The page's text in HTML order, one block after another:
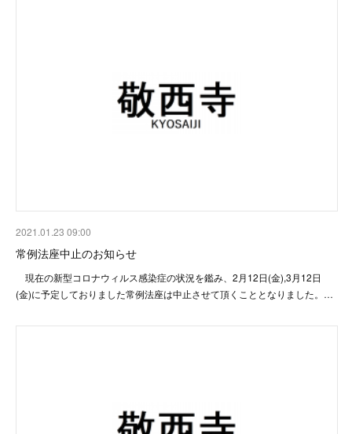
2021.01.23 09:00
常例法座中止のお知らせ
現在の新型コロナウィルス感染症の状況を鑑み、2月12日(金),3月12日
(金)に予定しておりました常例法座は中止させて頂くこととなりました。…